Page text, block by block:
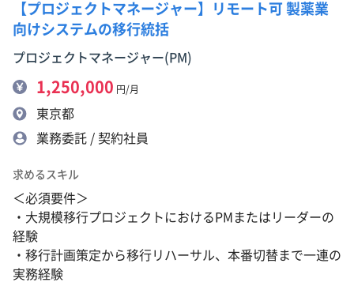
【プロジェクトマネージャー】リモート可 製薬業
向けシステムの移行統括
プロジェクトマネージャー(PM)
1,250,000 円/月
東京都
業務委託 / 契約社員
求めるスキル
＜必須要件＞
・大規模移行プロジェクトにおけるPMまたはリーダーの
経験
・移行計画策定から移行リハーサル、本番切替まで一連の
実務経験